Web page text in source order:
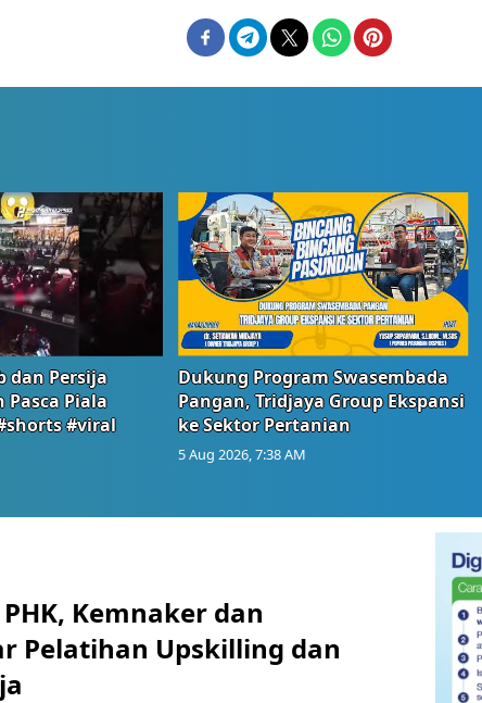
dan Persija
Pasca Piala
#viral
Dukung Program Swasembada
Pangan, Tridjaya Group Ekspansi
ke Sektor Pertanian
5 Aug 2026, 7:38 AM
Kemnaker dan
Pelatihan Upskilling dan